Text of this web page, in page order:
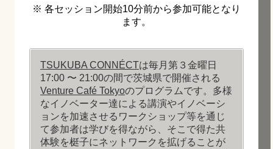
※ 各セッション開始10分前から参加可能となり
ます。
TSUKUBA CONNÉCTは毎月第３金曜日
17:00 〜 21:00の間で茨城県で開催される
Venture Café Tokyoのプログラムです。多様
なイノベーター達による講演やイノベーシ
ョンを加速させるワークショップ等を通じ
て参加者は学びを得ながら、そこで得た共
体験を梃子にネットワークを拡げることが